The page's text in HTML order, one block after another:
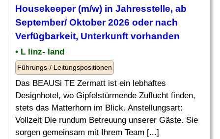
Housekeeper(m/w) in Jahresstelle, ab
September/ Oktober 2026 oder nach
Verfügbarkeit, Unterkunft vorhanden
• L linz- land
Führungs-/ Leitungspositionen
Das BEAUSi TE Zermatt ist ein lebhaftes
Designhotel, wo Gipfelstürmende Zuflucht finden,
stets das Matterhorn im Blick. Anstellungsart:
Vollzeit Die rundum Betreuung unserer Gäste. Sie
sorgen gemeinsam mit Ihrem Team [...]